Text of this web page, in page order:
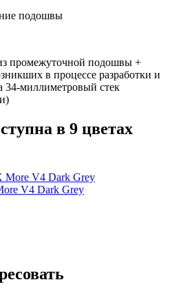
подошвы
промежуточной подошвы +
в процессе разработки и
34-миллиметровый стек
в 9 цветах
V4 Dark Grey